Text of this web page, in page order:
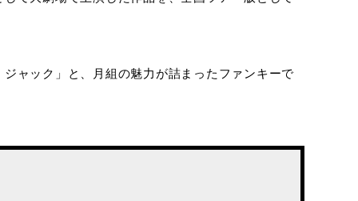
ャック」と、月組の魅力が詰まったファンキーで